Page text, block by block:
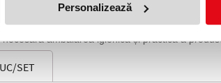
Personalizează
ambalarea igienică și practică a
SET